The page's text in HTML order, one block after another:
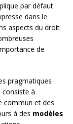
par défaut
dans le
aspects du droit
de
pragmatiques
consiste à
commun et des
à des modèles